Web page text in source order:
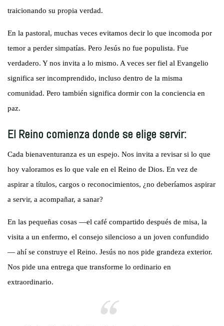
traicionando su propia verdad.
En la pastoral, muchas veces evitamos decir lo que incomoda por
temor a perder simpatías. Pero Jesús no fue populista. Fue
verdadero. Y nos invita a lo mismo. A veces ser fiel al Evangelio
significa ser incomprendido, incluso dentro de la misma
comunidad. Pero también significa dormir con la conciencia en
paz.
El Reino comienza donde se elige servir:
Cada bienaventuranza es un espejo. Nos invita a revisar si lo que
hoy valoramos es lo que vale en el Reino de Dios. En vez de
aspirar a títulos, cargos o reconocimientos, ¿no deberíamos aspirar
a servir, a acompañar, a sanar?
En las pequeñas cosas —el café compartido después de misa, la
visita a un enfermo, el consejo silencioso a un joven confundido
— ahí se construye el Reino. Jesús no nos pide grandeza exterior.
Nos pide una entrega que transforme lo ordinario en
extraordinario.